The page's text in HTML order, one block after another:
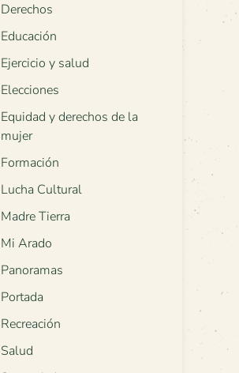
Derechos
Educación
Ejercicio y salud
Elecciones
Equidad y derechos de la
mujer
Formación
Lucha Cultural
Madre Tierra
Mi Arado
Panoramas
Portada
Recreación
Salud